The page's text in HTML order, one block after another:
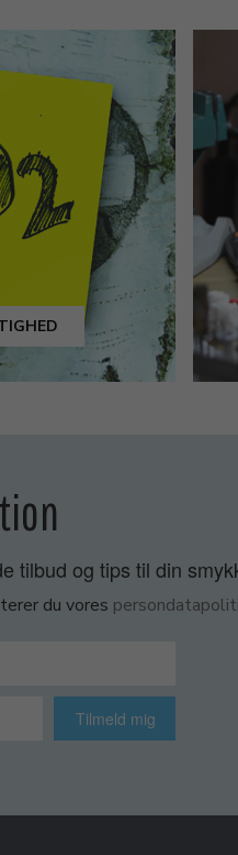
tilbud og tips til din
du vores
Tilmeld mig